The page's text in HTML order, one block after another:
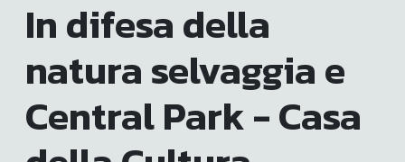
In difesa della
natura selvaggia e
Central Park - Casa